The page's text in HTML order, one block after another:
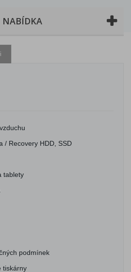
NABÍDKA
/ Recovery HDD, SSD
tablety
podmínek
tiskárny